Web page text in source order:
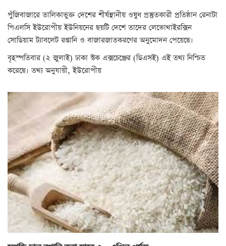
পুঁজিবাজারে তালিকাভুক্ত দেশের শীর্ষস্থানীয় ওষুধ প্রস্তুতকারী প্রতিষ্ঠান রেনাটা
পিএলসি ইউরোপীয় ইউনিয়নের ছয়টি দেশে তাদের লেভোথাইরক্সিন
সোডিয়াম ট্যাবলেট রপ্তানি ও বাজারজাতকরণের অনুমোদন পেয়েছে।
বৃহস্পতিবার (২ জুলাই) ঢাকা স্টক এক্সচেঞ্জের (ডিএসই) এই তথ্য নিশ্চিত
করেছে। তথ্য অনুযায়ী, ইউরোপীয়